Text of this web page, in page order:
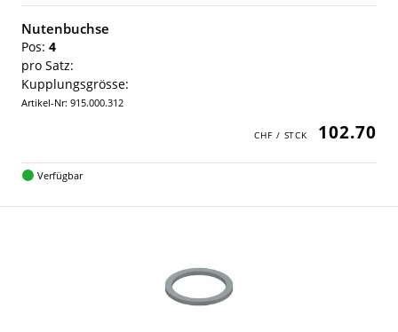
Nutenbuchse
Pos: 4
pro Satz:
Kupplungsgrösse:
Artikel-Nr: 915.000.312
102.70
Verfügbar